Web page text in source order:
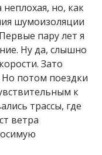
но, как
шумоизоляции
пару лет я
Ну да, слышно
Зато
Но потом поездки
к
трассы, где
ветра